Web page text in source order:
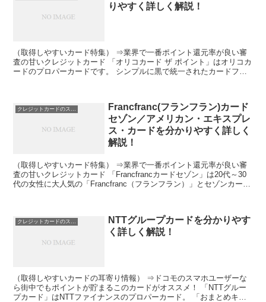
りやすく詳しく解説！
（取得しやすいカード特集） ⇒業界で一番ポイント還元率が良い審
査の甘いクレジットカード 「オリコカード ザ ポイント」はオリコカ
ードのプロパーカードです。 シンプルに黒で統一されたカードフェ
Francfranc(フランフラン)カード
セゾン／アメリカン・エキスプレ
ス・カードを分かりやすく詳しく
解説！
（取得しやすいカード特集） ⇒業界で一番ポイント還元率が良い審
査の甘いクレジットカード 「Francfrancカードセゾン」は20代～30
代の女性に大人気の「Francfranc（フランフラン）」とセゾンカード
クレジットカードのスペック
NTTグループカードを分かりやす
く詳しく解説！
（取得しやすいカードの耳寄り情報） ⇒ドコモのスマホユーザーな
ら街中でもポイントが貯まるこのカードがオススメ！ 「NTTグルー
プカード」はNTTファイナンスのプロパーカード。 「おまとめキャ